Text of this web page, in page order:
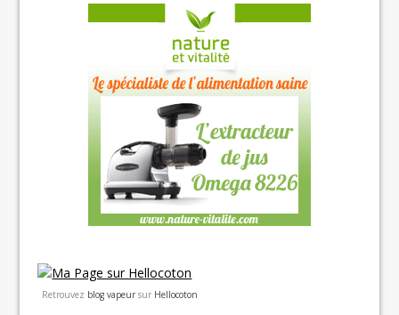
Retrouvez blog vapeur sur Hellocoton